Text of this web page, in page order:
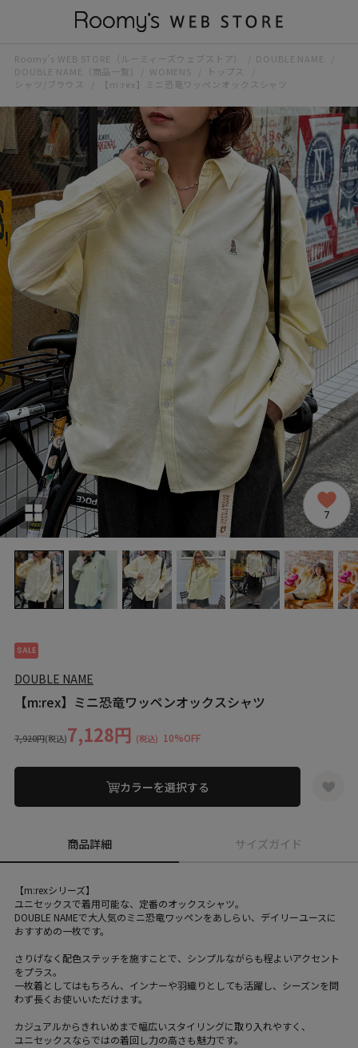
Roomy’s WEB STORE（ルーミィーズウェブストア）
DOUBLE NAME
DOUBLE NAME（商品一覧)
WOMENS
トップス
シャツ/ブラウス
【m:rex】ミニ恐竜ワッペンオックスシャツ
7
SALE
DOUBLE NAME
【m:rex】ミニ恐竜ワッペンオックスシャツ
7,920円(税込)7,128円 (税込) 10%OFF
カラーを選択する
商品詳細 サイズガイド
【m:rexシリーズ】
ユニセックスで着用可能な、定番のオックスシャツ。
DOUBLE NAMEで大人気のミニ恐竜ワッペンをあしらい、デイリーユースに
おすすめの一枚です。
さりげなく配色ステッチを施すことで、シンプルながらも程よいアクセント
をプラス。
一枚着としてはもちろん、インナーや羽織りとしても活躍し、シーズンを問
わず長くお使いいただけます。
カジュアルからきれいめまで幅広いスタイリングに取り入れやすく、
ユニセックスならではの着回し力の高さも魅力です。